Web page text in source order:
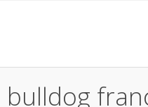
bulldog